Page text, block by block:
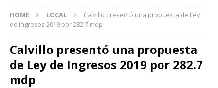
HOME LOCAL
Calvillo presentó una propuesta de Ley
de Ingresos 2019 por 282.7 mdp
Calvillo presentó una propuesta
de Ley de Ingresos 2019 por 282.7
mdp